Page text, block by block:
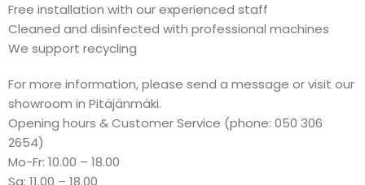
Free installation with our experienced staff
Cleaned and disinfected with professional machines
We support recycling
For more information, please send a message or visit our
showroom in Pitäjänmäki.
Opening hours & Customer Service (phone: 050 306
2654)
Mo-Fr: 10.00 – 18.00
Sa: 11.00 – 18.00